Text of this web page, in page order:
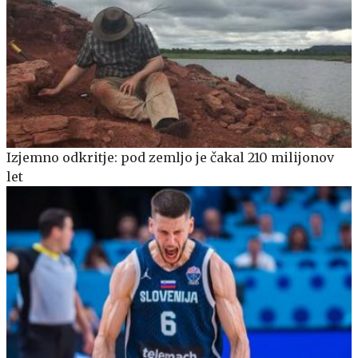
Izjemno odkritje: pod zemljo je čakal 210 milijonov
let